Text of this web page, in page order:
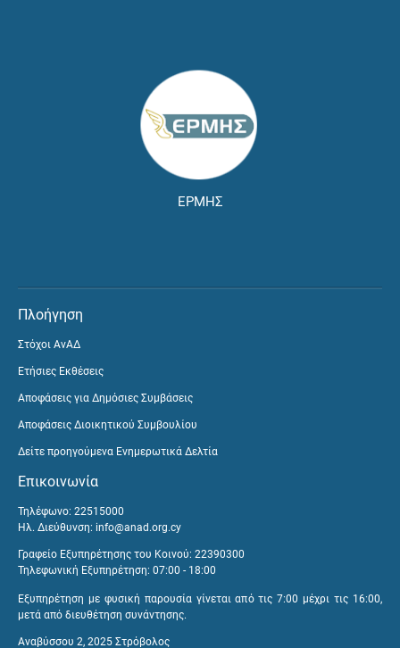
ΕΡΜΗΣ
Πλοήγηση
Στόχοι ΑνΑΔ
Ετήσιες Εκθέσεις
Αποφάσεις για Δημόσιες Συμβάσεις
Αποφάσεις Διοικητικού Συμβουλίου
Δείτε προηγούμενα Ενημερωτικά Δελτία
Επικοινωνία
Τηλέφωνο: 22515000
Ηλ. Διεύθυνση: info@anad.org.cy
Γραφείο Εξυπηρέτησης του Κοινού: 22390300
Τηλεφωνική Εξυπηρέτηση: 07:00 - 18:00
Εξυπηρέτηση με φυσική παρουσία γίνεται από τις 7:00 μέχρι τις 16:00,
μετά από διευθέτηση συνάντησης.
Αναβύσσου 2, 2025 Στρόβολος